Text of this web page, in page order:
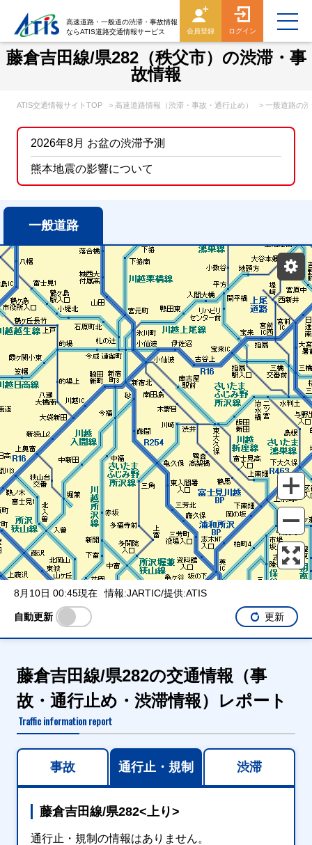
高速道路・一般道の渋滞・事故情報
ならATIS道路交通情報サービス
会員登録 ログイン
藤倉吉田線/県282（秩父市）の渋滞・事
故情報
ATIS交通情報サイトTOP > 高速道路情報（渋滞・事故・通行止め） > 一般道路の
2026年8月 お盆の渋滞予測
熊本地震の影響について
一般道路
表示設定
混雑 渋滞 通行止め
チェーン規制等
調整中
規制情報
事故 規制 通行止め
8月10日 00:45現在 情報:JARTIC/提供:ATIS
自動更新 更新
藤倉吉田線/県282の交通情報（事
故・通行止め・渋滞情報）レポート
Traffic information report
事故 通行止・規制 渋滞
藤倉吉田線/県282<上り>
通行止・規制の情報はありません。